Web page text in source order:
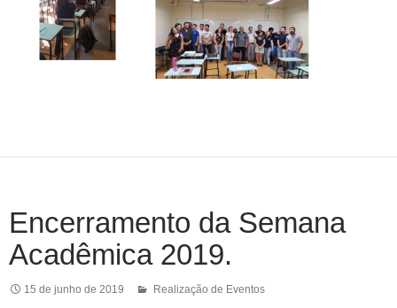
Encerramento da Semana
Acadêmica 2019.
15 de junho de 2019 Realização de Eventos